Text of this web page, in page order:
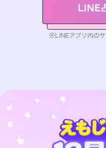
LINE
※LINEアプリ内のサ